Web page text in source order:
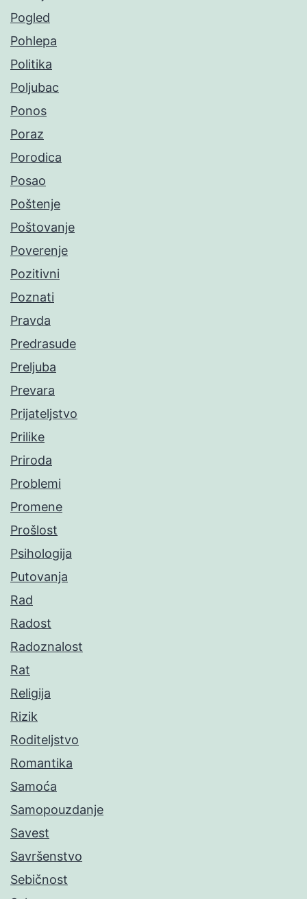
Pogled
Pohlepa
Politika
Poljubac
Ponos
Poraz
Porodica
Posao
Poštenje
Poštovanje
Poverenje
Pozitivni
Poznati
Pravda
Predrasude
Preljuba
Prevara
Prijateljstvo
Prilike
Priroda
Problemi
Promene
Prošlost
Psihologija
Putovanja
Rad
Radost
Radoznalost
Rat
Religija
Rizik
Roditeljstvo
Romantika
Samoća
Samopouzdanje
Savest
Savršenstvo
Sebičnost